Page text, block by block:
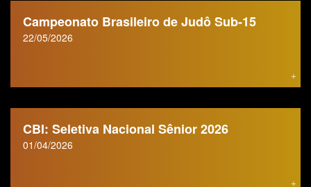
Campeonato Brasileiro de Judô Sub-15
22/05/2026
CBI: Seletiva Nacional Sênior 2026
01/04/2026